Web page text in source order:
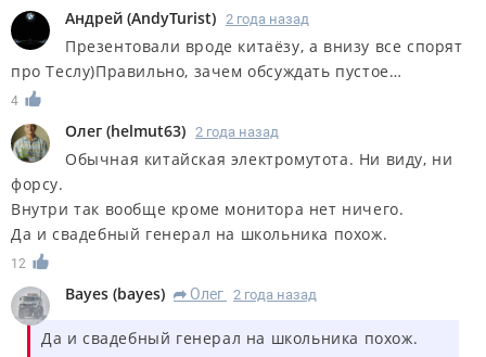
Андрей (AndyTurist) 2 года назад
Презентовали вроде китаёзу, а внизу все спорят
про Теслу)Правильно, зачем обсуждать пустое…
4
Олег (helmut63) 2 года назад
Обычная китайская электромутота. Ни виду, ни
форсу.
Внутри так вообще кроме монитора нет ничего.
Да и свадебный генерал на школьника похож.
12
Bayes (bayes) R Олег 2 года назад
Да и свадебный генерал на школьника похож.